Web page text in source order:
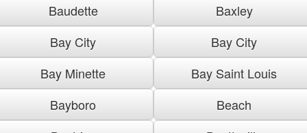
Baudette
Baxley
Bay City
Bay City
Bay Minette
Bay Saint Louis
Bayboro
Beach